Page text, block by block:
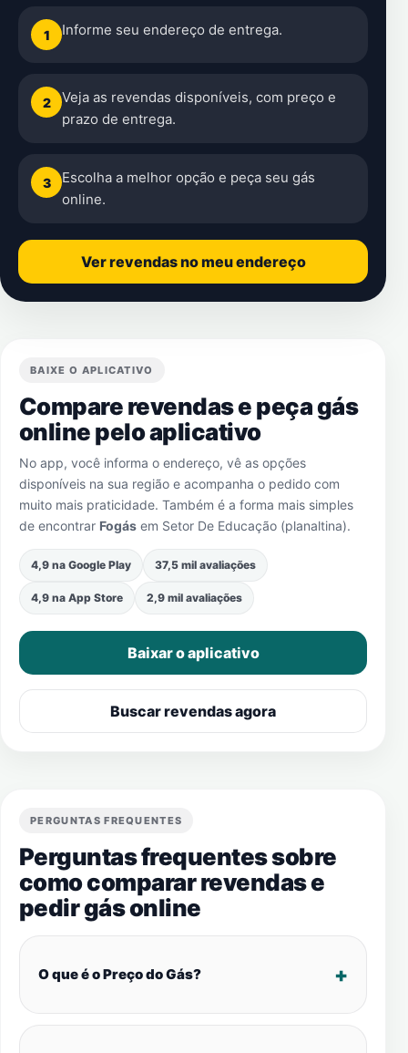
1 Informe seu endereço de entrega.
2
Veja as revendas disponíveis, com preço e
prazo de entrega.
3
Escolha a melhor opção e peça seu gás
online.
Ver revendas no meu endereço
BAIXE O APLICATIVO
Compare revendas e peça gás
online pelo aplicativo
No app, você informa o endereço, vê as opções
disponíveis na sua região e acompanha o pedido com
muito mais praticidade. Também é a forma mais simples
de encontrar Fogás em Setor De Educação (planaltina).
4,9 na Google Play 37,5 mil avaliações
4,9 na App Store 2,9 mil avaliações
Baixar o aplicativo
Buscar revendas agora
PERGUNTAS FREQUENTES
Perguntas frequentes sobre
como comparar revendas e
pedir gás online
O que é o Preço do Gás?